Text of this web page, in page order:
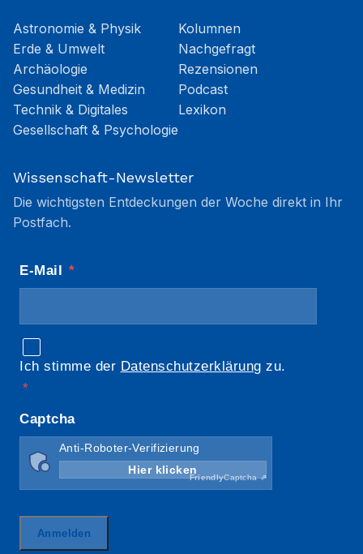
Astronomie & Physik
Erde & Umwelt
Archäologie
Gesundheit & Medizin
Technik & Digitales
Gesellschaft & Psychologie
Kolumnen
Nachgefragt
Rezensionen
Podcast
Lexikon
Wissenschaft-Newsletter
Die wichtigsten Entdeckungen der Woche direkt in Ihr
Postfach.